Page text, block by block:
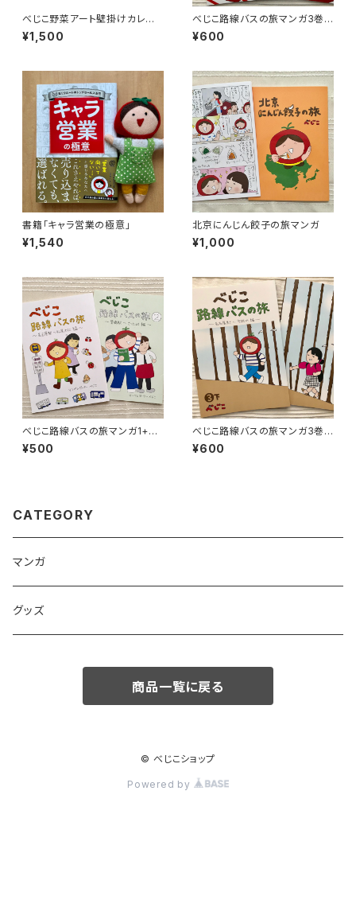
べじこ野菜アート壁掛けカレン
ダー2026
¥1,500
べじこ路線バスの旅マンガ3巻
上
¥600
書籍「キャラ営業の極意」
¥1,540
北京にんじん餃子の旅マンガ
¥1,000
べじこ路線バスの旅マンガ1+2
巻
¥500
べじこ路線バスの旅マンガ3巻
下
¥600
CATEGORY
マンガ
グッズ
商品一覧に戻る
© べじこショップ
Powered by